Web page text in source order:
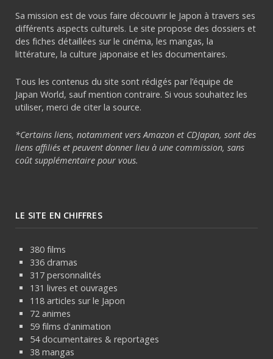
Sa mission est de vous faire découvrir le Japon à travers ses
différents aspects culturels. Le site propose des dossiers et
des fiches détaillées sur le cinéma, les mangas, la
littérature, la culture japonaise et les documentaires.
Tous les contenus du site sont rédigés par l’équipe de
Japan World, sauf mention contraire. Si vous souhaitez les
utiliser, merci de citer la source.
*Certains liens, notamment vers Amazon et CDJapan, sont des
liens affiliés et peuvent donner lieu à une commission, sans
coût supplémentaire pour vous.
LE SITE EN CHIFFRES
380 films
336 dramas
317 personnalités
131 livres et ouvrages
118 articles sur le Japon
72 animes
59 films d'animation
54 documentaires & reportages
38 mangas